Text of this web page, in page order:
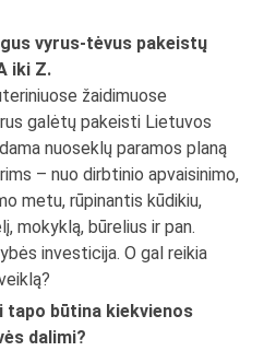
vyrus-tėvus pakeistų
iki Z.
žaidimuose
galėtų pakeisti Lietuvos
nuoseklų paramos planą
– nuo dirbtinio apvaisinimo,
metu, rūpinantis kūdikiu,
mokyklą, būrelius ir pan.
investicija. O gal reikia
tapo būtina kiekvienos
dalimi?